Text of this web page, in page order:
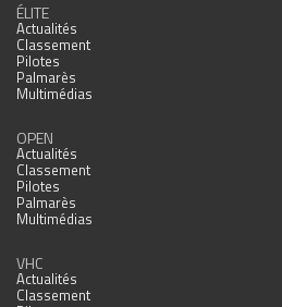
ÉLITE
Actualités
Classement
Pilotes
Palmarès
Multimédias
OPEN
Actualités
Classement
Pilotes
Palmarès
Multimédias
VHC
Actualités
Classement